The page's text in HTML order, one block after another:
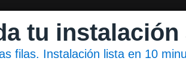
tu instalación
filas. Instalación lista en 10